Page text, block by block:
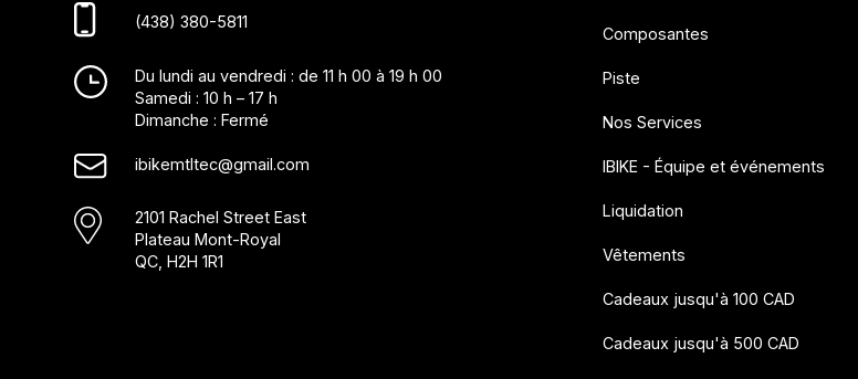
(438) 380-5811
Du lundi au vendredi : de 11 h 00 à 19 h 00
Samedi : 10 h – 17 h
Dimanche : Fermé
ibikemtltec@gmail.com
2101 Rachel Street East
Plateau Mont-Royal
QC, H2H 1R1
Composantes
Piste
Nos Services
IBIKE - Équipe et événements
Liquidation
Vêtements
Cadeaux jusqu'à 100 CAD
Cadeaux jusqu'à 500 CAD